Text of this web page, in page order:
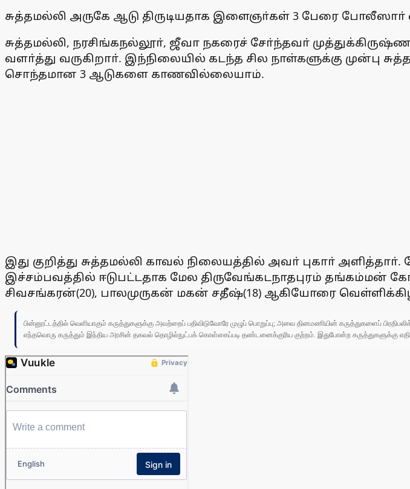
சுத்தமல்லி அருகே ஆடு திருடியதாக இளைஞா்கள் 3 பேரை
சுத்தமல்லி, நரசிங்கநல்லூா், ஜீவா நகரைச் சோ்ந்தவா்
வளா்த்து வருகிறாா். இந்நிலையில் கடந்த சில நாள்களுக்கு முன்பு
சொந்தமான 3 ஆடுகளை காணவில்லையாம்.
இது குறித்து சுத்தமல்லி காவல் நிலையத்தில் அவா் புகாா்
இச்சம்பவத்தில் ஈடுபட்டதாக மேல திருவேங்கடநாதபுரம் தங்கம்மன்
சிவசங்கரன்(20), பாலமுருகன் மகன் சதீஷ்(18) ஆகியோரை
பின்னூட்டத்தில் வெளியாகும் கருத்துகளுக்கு அவற்றைப் பதிவிடுவோரே முழுப் பொறுப்பு; அவை தினமணியின் கருத்துகளைப்
எந்தவொரு கருத்தும் இந்திய அரசின் தகவல் தொழில்நுட்பக் கொள்கைப்படி தண்டனைக்குரிய குற்றம். இதுபோன்ற கருத்துகளுக்கு